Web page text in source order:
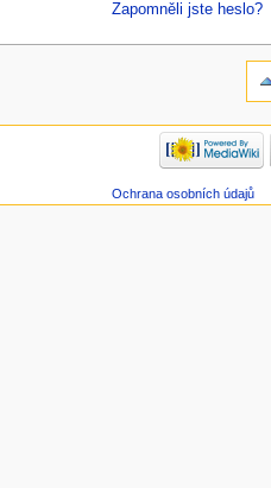
Zapomněli jste heslo?
Ochrana osobních údajů